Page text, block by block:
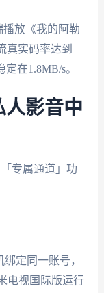
放《我的阿勒
真实码率达到
在1.8MB/s。
人影音中
专属通道」功
定同一账号，
电视国际版运行